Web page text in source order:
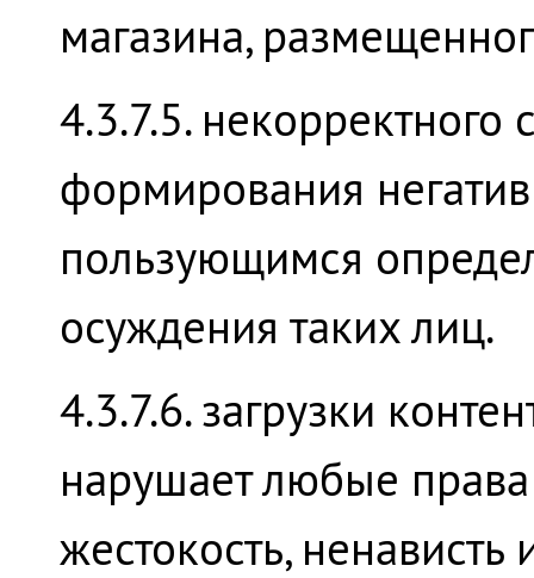
магазина,
4.3.7.5. некорректного
формирования
пользующимся
осуждения таких лиц.
4.3.7.6. загрузки
нарушает любые права
жестокость,